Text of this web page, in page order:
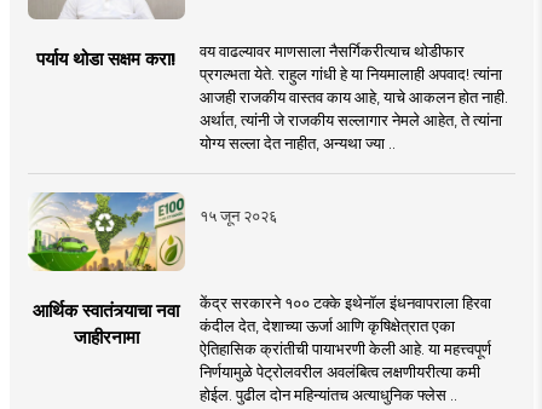
पर्याय थोडा सक्षम करा!
वय वाढल्यावर माणसाला नैसर्गिकरीत्याच थोडीफार
प्रगल्भता येते. राहुल गांधी हे या नियमालाही अपवाद! त्यांना
आजही राजकीय वास्तव काय आहे, याचे आकलन होत नाही.
अर्थात, त्यांनी जे राजकीय सल्लागार नेमले आहेत, ते त्यांना
योग्य सल्ला देत नाहीत, अन्यथा ज्या ..
१५ जून २०२६
आर्थिक स्वातंत्र्याचा नवा
जाहीरनामा
केंद्र सरकारने १०० टक्के इथेनॉल इंधनवापराला हिरवा
कंदील देत, देशाच्या ऊर्जा आणि कृषिक्षेत्रात एका
ऐतिहासिक क्रांतीची पायाभरणी केली आहे. या महत्त्वपूर्ण
निर्णयामुळे पेट्रोलवरील अवलंबित्व लक्षणीयरीत्या कमी
होईल. पुढील दोन महिन्यांतच अत्याधुनिक फ्लेस ..